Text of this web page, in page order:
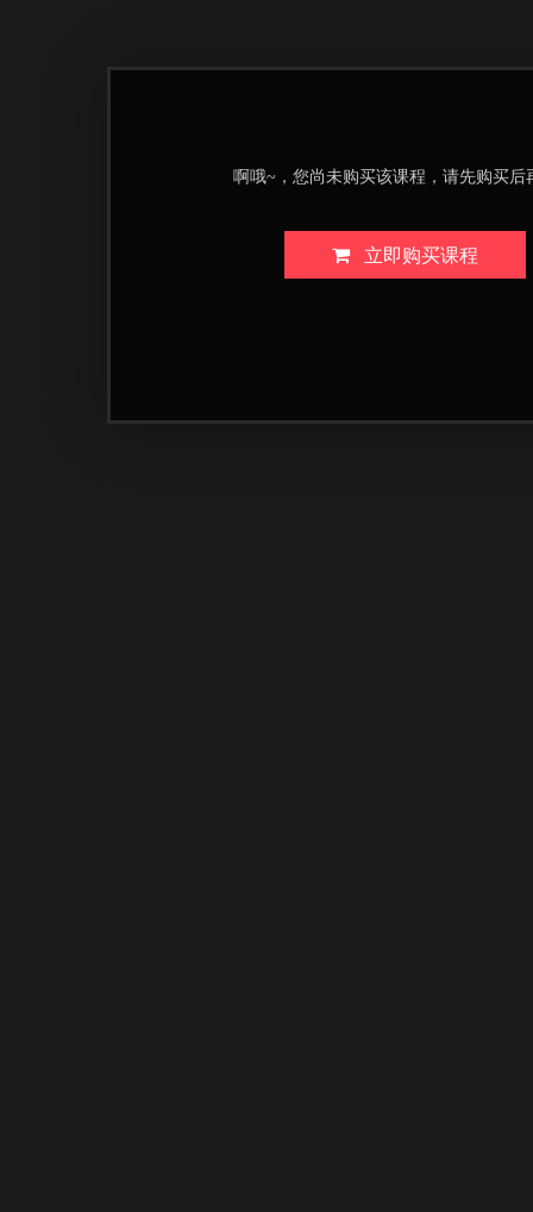
啊哦~，您尚未购买该课程，请先购买后
立即购买课程